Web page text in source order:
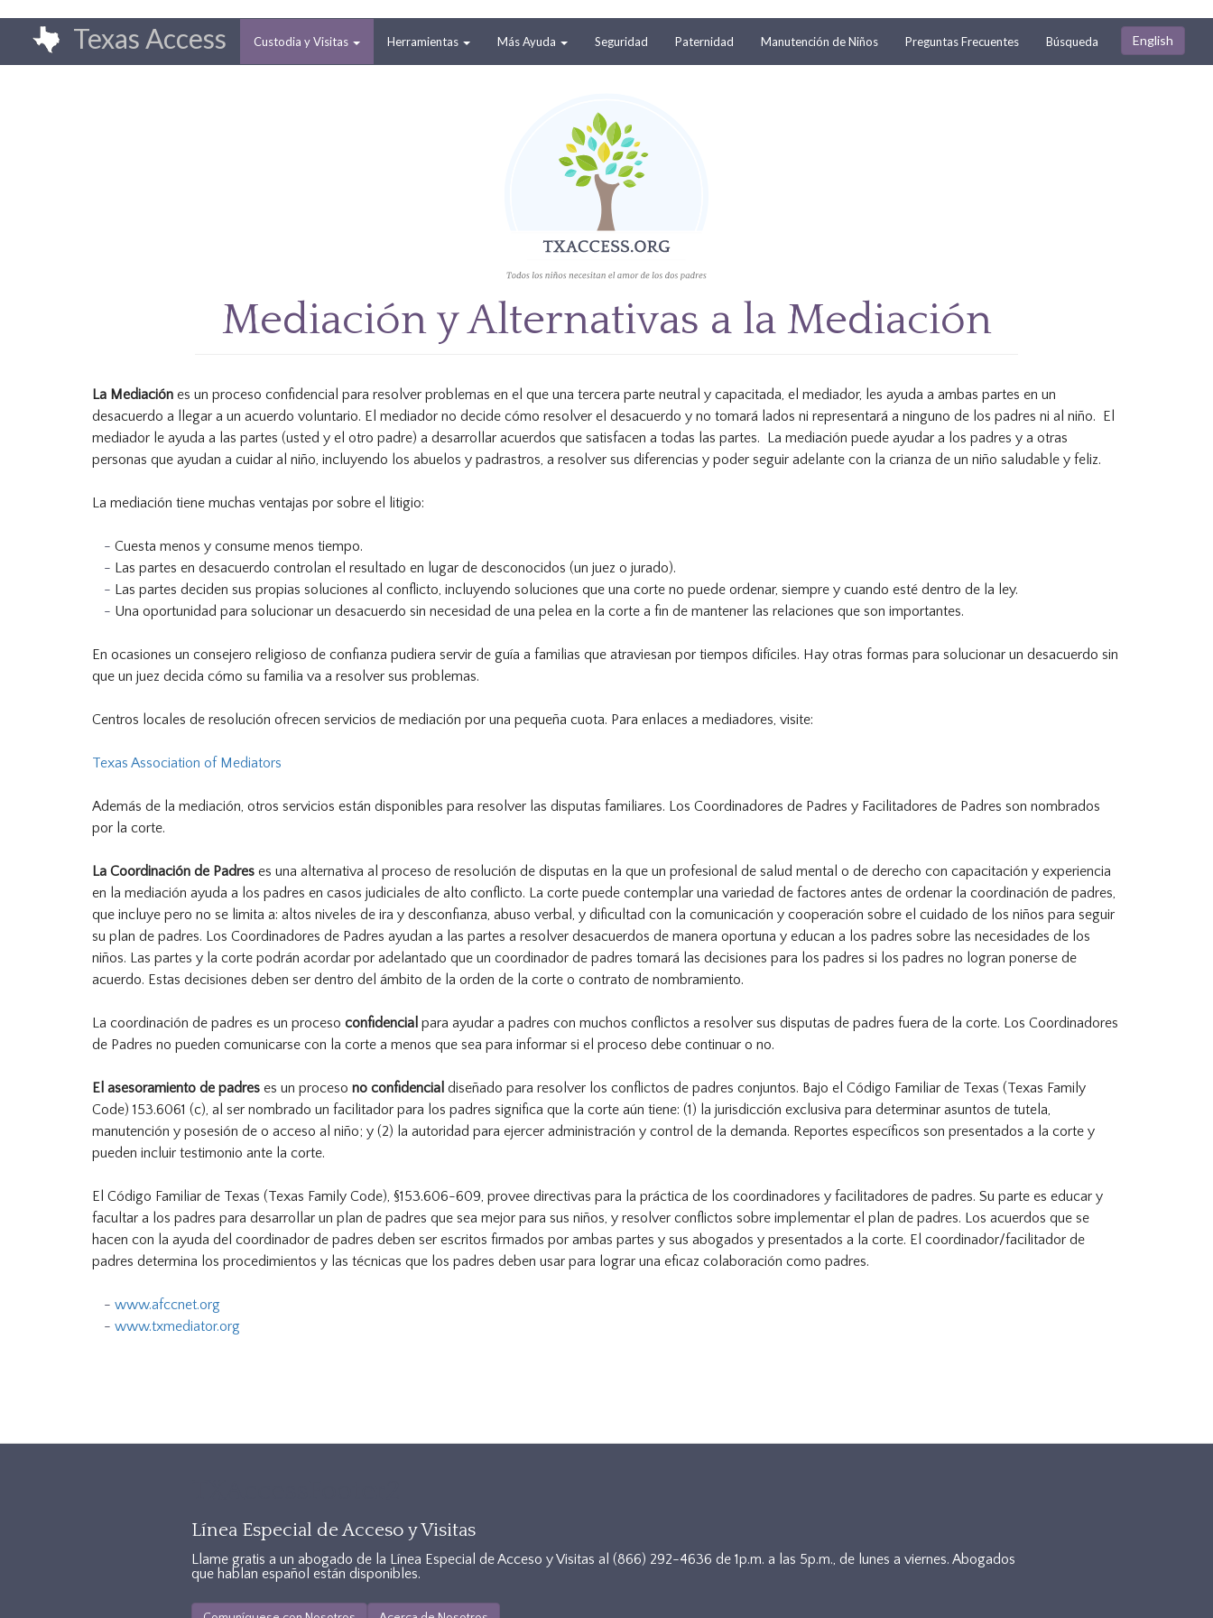
contenido
principal
Texas Access
Main
navigation
Custodia y Visitas Herramientas Más Ayuda Seguridad Paternidad Manutención de Niños Preguntas Frecuentes Búsqueda English
Mediación y Alternativas a la Mediación
La Mediación es un proceso confidencial para resolver problemas en el que una tercera parte neutral y capacitada, el mediador, les ayuda a ambas partes en un
desacuerdo a llegar a un acuerdo voluntario. El mediador no decide cómo resolver el desacuerdo y no tomará lados ni representará a ninguno de los padres ni al niño. El
mediador le ayuda a las partes (usted y el otro padre) a desarrollar acuerdos que satisfacen a todas las partes. La mediación puede ayudar a los padres y a otras
personas que ayudan a cuidar al niño, incluyendo los abuelos y padrastros, a resolver sus diferencias y poder seguir adelante con la crianza de un niño saludable y feliz.
La mediación tiene muchas ventajas por sobre el litigio:
Cuesta menos y consume menos tiempo.
Las partes en desacuerdo controlan el resultado en lugar de desconocidos (un juez o jurado).
Las partes deciden sus propias soluciones al conflicto, incluyendo soluciones que una corte no puede ordenar, siempre y cuando esté dentro de la ley.
Una oportunidad para solucionar un desacuerdo sin necesidad de una pelea en la corte a fin de mantener las relaciones que son importantes.
En ocasiones un consejero religioso de confianza pudiera servir de guía a familias que atraviesan por tiempos difíciles. Hay otras formas para solucionar un desacuerdo sin
que un juez decida cómo su familia va a resolver sus problemas.
Centros locales de resolución ofrecen servicios de mediación por una pequeña cuota. Para enlaces a mediadores, visite:
Texas Association of Mediators
Además de la mediación, otros servicios están disponibles para resolver las disputas familiares. Los Coordinadores de Padres y Facilitadores de Padres son nombrados
por la corte.
La Coordinación de Padres es una alternativa al proceso de resolución de disputas en la que un profesional de salud mental o de derecho con capacitación y experiencia
en la mediación ayuda a los padres en casos judiciales de alto conflicto. La corte puede contemplar una variedad de factores antes de ordenar la coordinación de padres,
que incluye pero no se limita a: altos niveles de ira y desconfianza, abuso verbal, y dificultad con la comunicación y cooperación sobre el cuidado de los niños para seguir
su plan de padres. Los Coordinadores de Padres ayudan a las partes a resolver desacuerdos de manera oportuna y educan a los padres sobre las necesidades de los
niños. Las partes y la corte podrán acordar por adelantado que un coordinador de padres tomará las decisiones para los padres si los padres no logran ponerse de
acuerdo. Estas decisiones deben ser dentro del ámbito de la orden de la corte o contrato de nombramiento.
La coordinación de padres es un proceso confidencial para ayudar a padres con muchos conflictos a resolver sus disputas de padres fuera de la corte. Los Coordinadores
de Padres no pueden comunicarse con la corte a menos que sea para informar si el proceso debe continuar o no.
El asesoramiento de padres es un proceso no confidencial diseñado para resolver los conflictos de padres conjuntos. Bajo el Código Familiar de Texas (Texas Family
Code) 153.6061 (c), al ser nombrado un facilitador para los padres significa que la corte aún tiene: (1) la jurisdicción exclusiva para determinar asuntos de tutela,
manutención y posesión de o acceso al niño; y (2) la autoridad para ejercer administración y control de la demanda. Reportes específicos son presentados a la corte y
pueden incluir testimonio ante la corte.
El Código Familiar de Texas (Texas Family Code), §153.606-609, provee directivas para la práctica de los coordinadores y facilitadores de padres. Su parte es educar y
facultar a los padres para desarrollar un plan de padres que sea mejor para sus niños, y resolver conflictos sobre implementar el plan de padres. Los acuerdos que se
hacen con la ayuda del coordinador de padres deben ser escritos firmados por ambas partes y sus abogados y presentados a la corte. El coordinador/facilitador de
padres determina los procedimientos y las técnicas que los padres deben usar para lograr una eficaz colaboración como padres.
www.afccnet.org
www.txmediator.org
Línea Especial de Acceso y Visitas
Llame gratis a un abogado de la Línea Especial de Acceso y Visitas al(866) 292-4636 de 1p.m. a las 5p.m., de lunes a viernes. Abogados
que hablan español están disponibles.